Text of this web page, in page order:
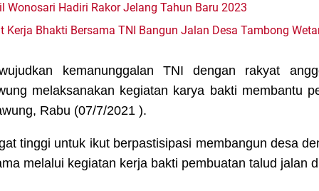
Wonosari Hadiri Rakor Jelang Tahun Baru 2023
Kerja Bhakti Bersama TNI Bangun Jalan Desa Tambong
kemanunggalan TNI dengan rakyat
melaksanakan kegiatan karya bakti membantu
Rabu (07/7/2021 ).
tinggi untuk ikut berpastisipasi membangun desa
melalui kegiatan kerja bakti pembuatan talud jalan